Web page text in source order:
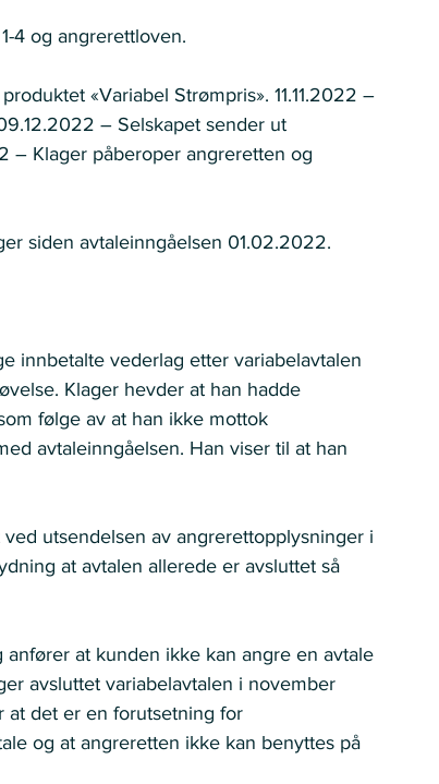
4 og angrerettloven.
«Variabel Strømpris». 11.11.2022 –
– Selskapet sender ut
– Klager påberoper angreretten og
siden avtaleinngåelsen 01.02.2022.
innbetalte vederlag etter variabelavtalen
Klager hevder at han hadde
følge av at han ikke mottok
avtaleinngåelsen. Han viser til at han
utsendelsen av angrerettopplysninger i
at avtalen allerede er avsluttet så
at kunden ikke kan angre en avtale
avsluttet variabelavtalen i november
det er en forutsetning for
og at angreretten ikke kan benyttes på